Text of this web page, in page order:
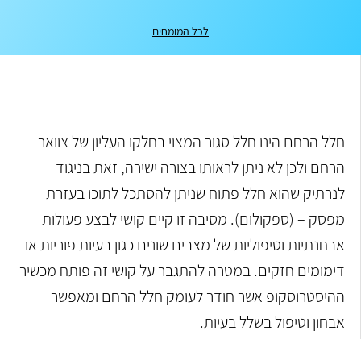
לכל המומחים
חלל הרחם הינו חלל סגור המצוי בחלקו העליון של צוואר
הרחם ולכן לא ניתן לראותו בצורה ישירה, זאת בניגוד
לנרתיק שהוא חלל פתוח שניתן להסתכל לתוכו בעזרת
מפסק – (ספקולום). מסיבה זו קיים קושי לבצע פעולות
אבחנתיות וטיפוליות של מצבים שונים כגון בעיות פוריות או
דימומים חזקים. במטרה להתגבר על קושי זה פותח מכשיר
ההיסטרוסקופ אשר חודר לעומק חלל הרחם ומאפשר
אבחון וטיפול בשלל בעיות.